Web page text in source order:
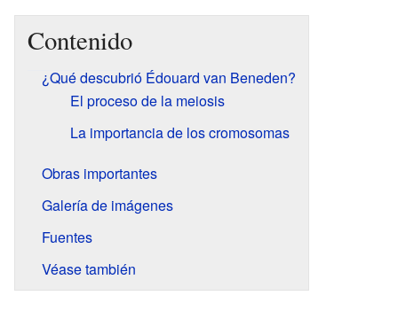
Contenido
¿Qué descubrió Édouard van Beneden?
El proceso de la meiosis
La importancia de los cromosomas
Obras importantes
Galería de imágenes
Fuentes
Véase también